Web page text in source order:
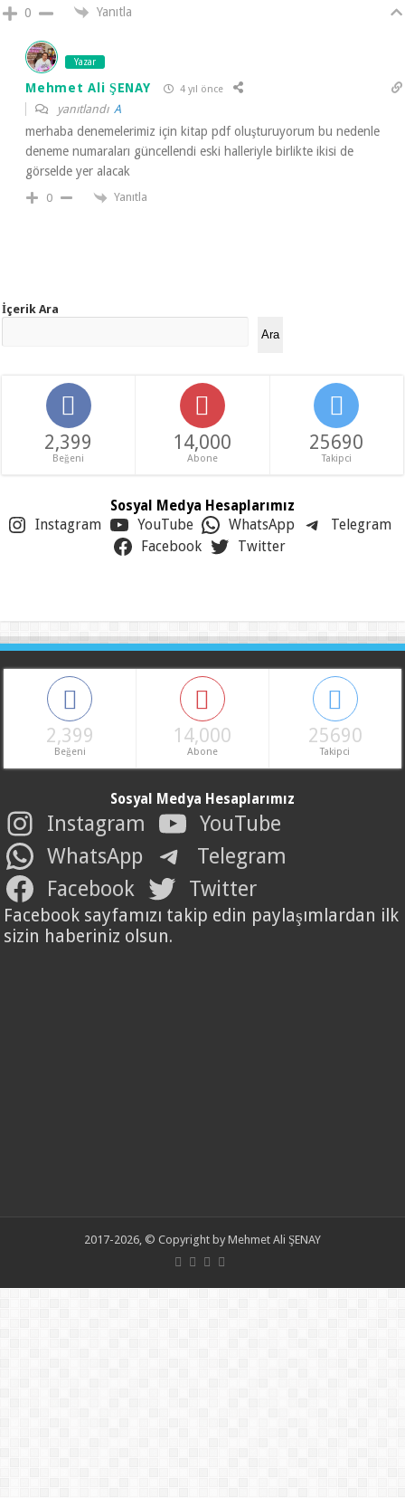
0 Yanıtla
Yazar
Mehmet Ali ŞENAY 4 yıl önce
yanıtlandıA
merhaba denemelerimiz için kitap pdf oluşturuyorum bu nedenle
deneme numaraları güncellendi eski halleriyle birlikte ikisi de
görselde yer alacak
0 Yanıtla
İçerik Ara
Ara
2,399
Beğeni
14,000
Abone
25690
Takipci
Sosyal Medya Hesaplarımız
Instagram YouTube WhatsApp
Telegram
Facebook
Twitter
2,399
Beğeni
14,000
Abone
25690
Takipci
Sosyal Medya Hesaplarımız
Instagram
YouTube
WhatsApp
Telegram
Facebook
Twitter
Facebook sayfamızı takip edin paylaşımlardan ilk
sizin haberiniz olsun.
2017-2026, © Copyright by Mehmet Ali ŞENAY